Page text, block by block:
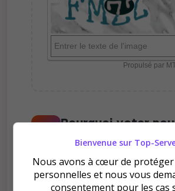
Pourquoi voter
interarmes Polaris ?
Bienvenue sur Top-
Nous avons à cœur de
personnelles et nous vous
consentement pour les cas